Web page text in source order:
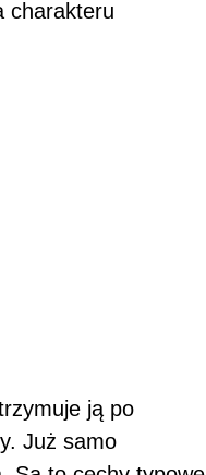
charakteru
ją po
Już samo